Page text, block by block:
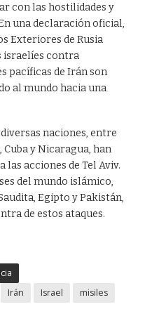
con las hostilidades y
una declaración oficial,
Exteriores de Rusia
israelíes contra
pacíficas de Irán son
al mundo hacia una
naciones, entre
y Nicaragua, han
las acciones de Tel Aviv.
del mundo islámico,
Egipto y Pakistán,
de estos ataques.
Irán Israel misiles